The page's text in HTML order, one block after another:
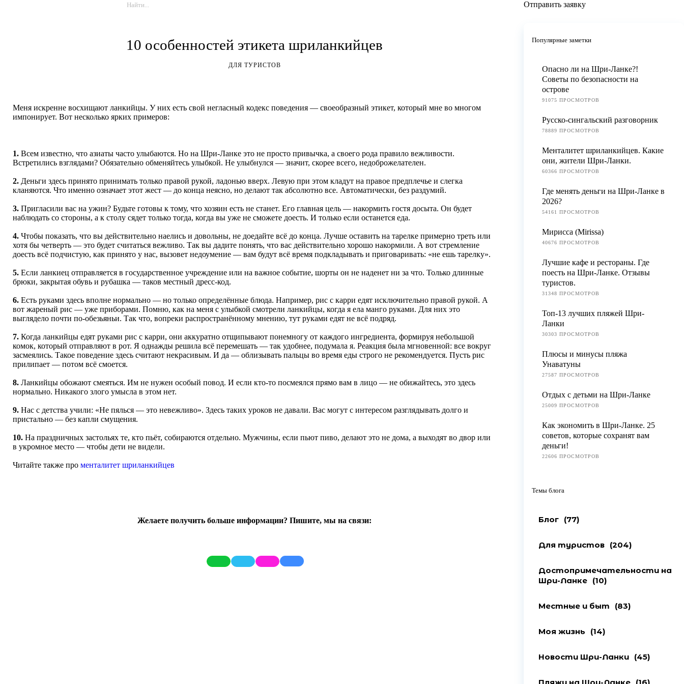
Отправить заявку
10 особенностей этикета шриланкийцев
ДЛЯ ТУРИСТОВ
Меня искренне восхищают ланкийцы. У них есть свой негласный кодекс поведения — своеобразный этикет, который мне во многом
импонирует. Вот несколько ярких примеров:
1. Всем известно, что азиаты часто улыбаются. Но на Шри-Ланке это не просто привычка, а своего рода правило вежливости.
Встретились взглядами? Обязательно обменяйтесь улыбкой. Не улыбнулся — значит, скорее всего, недоброжелателен.
2. Деньги здесь принято принимать только правой рукой, ладонью вверх. Левую при этом кладут на правое предплечье и слегка
кланяются. Что именно означает этот жест — до конца неясно, но делают так абсолютно все. Автоматически, без раздумий.
3. Пригласили вас на ужин? Будьте готовы к тому, что хозяин есть не станет. Его главная цель — накормить гостя досыта. Он будет
наблюдать со стороны, а к столу сядет только тогда, когда вы уже не сможете доесть. И только если останется еда.
4. Чтобы показать, что вы действительно наелись и довольны, не доедайте всё до конца. Лучше оставить на тарелке примерно треть или
хотя бы четверть — это будет считаться вежливо. Так вы дадите понять, что вас действительно хорошо накормили. А вот стремление
доесть всё подчистую, как принято у нас, вызовет недоумение — вам будут всё время подкладывать и приговаривать: «не ешь тарелку».
5. Если ланкиец отправляется в государственное учреждение или на важное событие, шорты он не наденет ни за что. Только длинные
брюки, закрытая обувь и рубашка — таков местный дресс-код.
6. Есть руками здесь вполне нормально — но только определённые блюда. Например, рис с карри едят исключительно правой рукой. А
вот жареный рис — уже приборами. Помню, как на меня с улыбкой смотрели ланкийцы, когда я ела манго руками. Для них это
выглядело почти по-обезьяньи. Так что, вопреки распространённому мнению, тут руками едят не всё подряд.
7. Когда ланкийцы едят руками рис с карри, они аккуратно отщипывают понемногу от каждого ингредиента, формируя небольшой
комок, который отправляют в рот. Я однажды решила всё перемешать — так удобнее, подумала я. Реакция была мгновенной: все вокруг
засмеялись. Такое поведение здесь считают некрасивым. И да — облизывать пальцы во время еды строго не рекомендуется. Пусть рис
прилипает — потом всё смоется.
8. Ланкийцы обожают смеяться. Им не нужен особый повод. И если кто-то посмеялся прямо вам в лицо — не обижайтесь, это здесь
нормально. Никакого злого умысла в этом нет.
9. Нас с детства учили: «Не пялься — это невежливо». Здесь таких уроков не давали. Вас могут с интересом разглядывать долго и
пристально — без капли смущения.
10. На праздничных застольях те, кто пьёт, собираются отдельно. Мужчины, если пьют пиво, делают это не дома, а выходят во двор или
в укромное место — чтобы дети не видели.
Читайте также про менталитет шриланкийцев
Желаете получить больше информации? Пишите, мы на связи:
Популярные заметки
Опасно ли на Шри-Ланке?!
Советы по безопасности на
острове
91075 ПРОСМОТРОВ
Русско-сингальский разговорник
78889 ПРОСМОТРОВ
Менталитет шриланкийцев. Какие
они, жители Шри-Ланки.
60366 ПРОСМОТРОВ
Где менять деньги на Шри-Ланке в
2026?
54161 ПРОСМОТРОВ
Мирисса (Mirissa)
40676 ПРОСМОТРОВ
Лучшие кафе и рестораны. Где
поесть на Шри-Ланке. Отзывы
туристов.
31348 ПРОСМОТРОВ
Топ-13 лучших пляжей Шри-
Ланки
30303 ПРОСМОТРОВ
Плюсы и минусы пляжа
Унаватуны
27587 ПРОСМОТРОВ
Отдых с детьми на Шри-Ланке
25009 ПРОСМОТРОВ
Как экономить в Шри-Ланке. 25
советов, которые сохранят вам
деньги!
22606 ПРОСМОТРОВ
Темы блога
Блог (77)
Для туристов (204)
Достопримечательности на
Шри-Ланке (10)
Местные и быт (83)
Моя жизнь (14)
Новости Шри-Ланки (45)